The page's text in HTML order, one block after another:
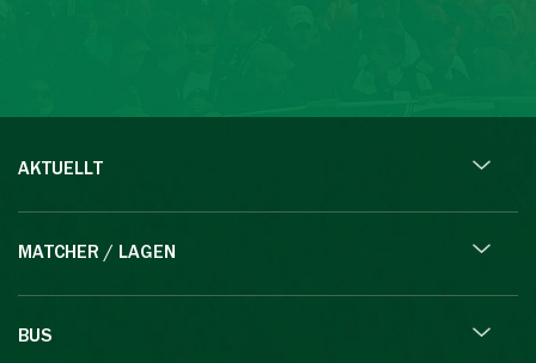
AKTUELLT
MATCHER / LAGEN
BUS